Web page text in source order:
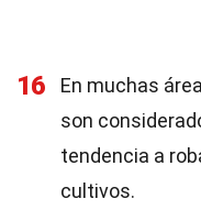
16
En muchas
son
tendencia a
cultivos.